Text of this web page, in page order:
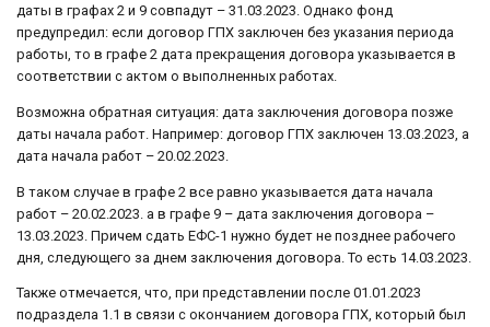
даты в графах 2 и 9 совпадут – 31.03.2023. Однако фонд
предупредил: если договор ГПХ заключен без указания периода
работы, то в графе 2 дата прекращения договора указывается в
соответствии с актом о выполненных работах.
Возможна обратная ситуация: дата заключения договора позже
даты начала работ. Например: договор ГПХ заключен 13.03.2023, а
дата начала работ – 20.02.2023.
В таком случае в графе 2 все равно указывается дата начала
работ – 20.02.2023. а в графе 9 – дата заключения договора –
13.03.2023. Причем сдать ЕФС-1 нужно будет не позднее рабочего
дня, следующего за днем заключения договора. То есть 14.03.2023.
Также отмечается, что, при представлении после 01.01.2023
подраздела 1.1 в связи с окончанием договора ГПХ, который был